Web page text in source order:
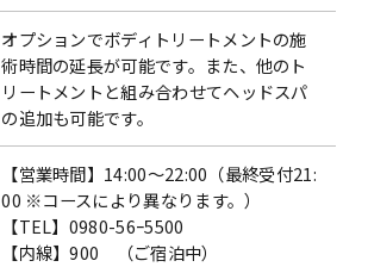
オプションでボディトリートメントの施
術時間の延長が可能です。また、他のト
リートメントと組み合わせてヘッドスパ
の追加も可能です。
【営業時間】14:00～22:00（最終受付21:
00 ※コースにより異なります。）
【TEL】0980-56ｰ5500
【内線】900 （ご宿泊中）